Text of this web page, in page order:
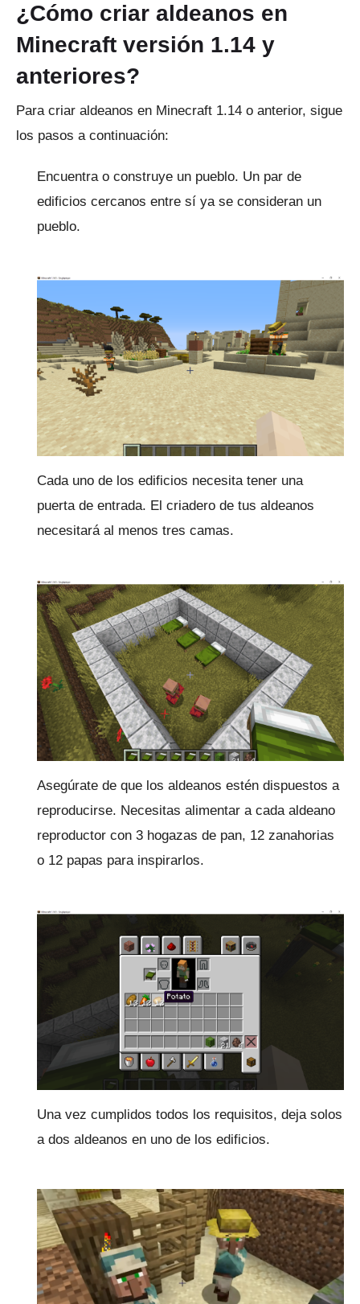
¿Cómo criar aldeanos en
Minecraft versión 1.14 y
anteriores?
Para criar aldeanos en Minecraft 1.14 o anterior, sigue
los pasos a continuación:
Encuentra o construye un pueblo. Un par de
edificios cercanos entre sí ya se consideran un
pueblo.
Cada uno de los edificios necesita tener una
puerta de entrada. El criadero de tus aldeanos
necesitará al menos tres camas.
Asegúrate de que los aldeanos estén dispuestos a
reproducirse. Necesitas alimentar a cada aldeano
reproductor con 3 hogazas de pan, 12 zanahorias
o 12 papas para inspirarlos.
Una vez cumplidos todos los requisitos, deja solos
a dos aldeanos en uno de los edificios.